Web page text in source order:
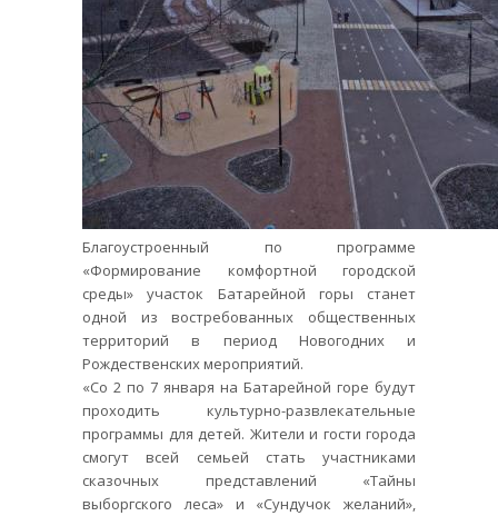
Благоустроенный по программе
«Формирование комфортной городской
среды» участок Батарейной горы станет
одной из востребованных общественных
территорий в период Новогодних и
Рождественских мероприятий.
«Со 2 по 7 января на Батарейной горе будут
проходить культурно-развлекательные
программы для детей. Жители и гости города
смогут всей семьей стать участниками
сказочных представлений «Тайны
выборгского леса» и «Сундучок желаний»,